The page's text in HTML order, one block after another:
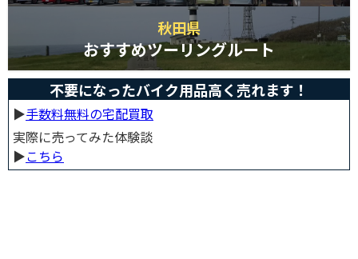
秋田県
おすすめツーリングルート
不要になったバイク用品高く売れます！
▶︎手数料無料の宅配買取
実際に売ってみた体験談
▶︎こちら